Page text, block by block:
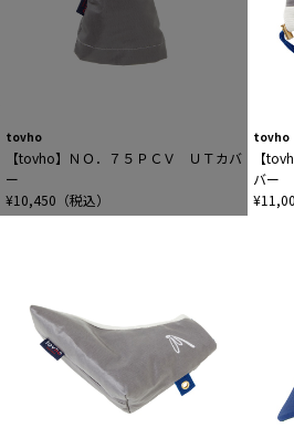
tovho
【tovho】ＮＯ．７５ＰＣＶ ＵＴカバ
ー
¥10,450（税込）
tovho
【
バー